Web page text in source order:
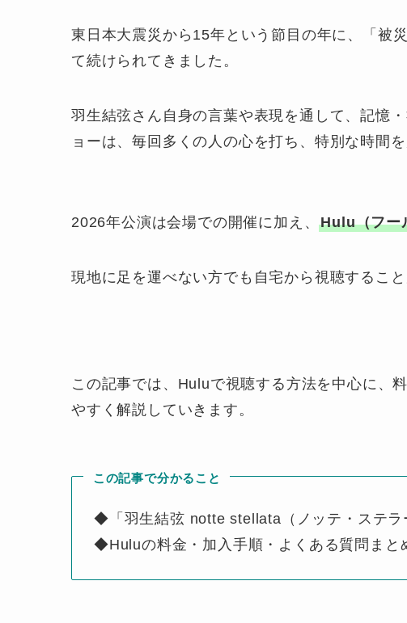
東日本大震災から15年という節目の年に、「被
て続けられてきました。
羽生結弦さん自身の言葉や表現を通して、記憶
ョーは、毎回多くの人の心を打ち、特別な時間を
2026年公演は会場での開催に加え、Hulu（フー
現地に足を運べない方でも自宅から視聴すること
この記事では、Huluで視聴する方法を中心に、
やすく解説していきます。
この記事で分かること
◆「羽生結弦 notte stellata（ノッテ・ステラ
◆Huluの料金・加入手順・よくある質問まと